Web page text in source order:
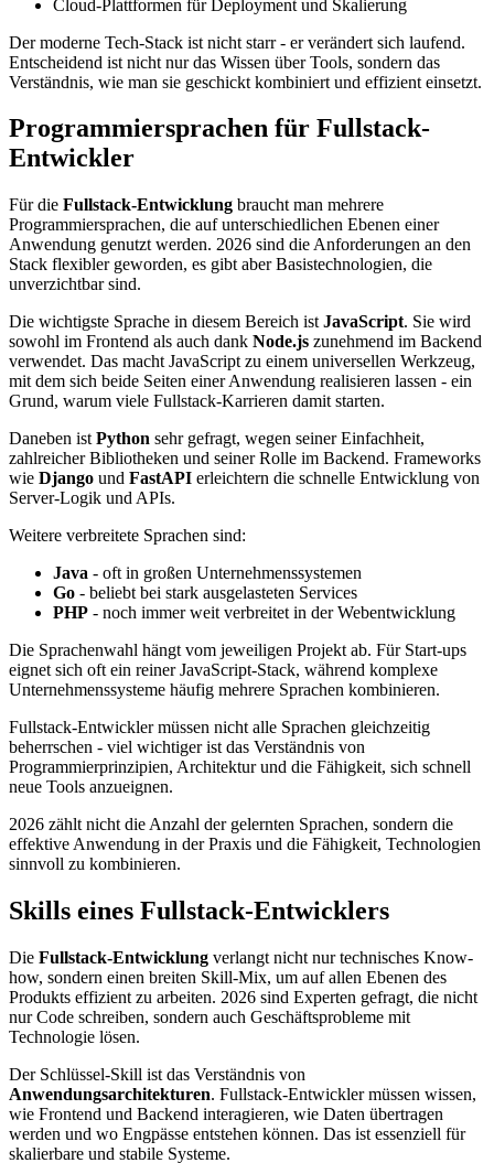
Cloud-Plattformen für Deployment und Skalierung
Der moderne Tech-Stack ist nicht starr - er verändert sich laufend.
Entscheidend ist nicht nur das Wissen über Tools, sondern das
Verständnis, wie man sie geschickt kombiniert und effizient einsetzt.
Programmiersprachen für Fullstack-
Entwickler
Für die Fullstack-Entwicklung braucht man mehrere
Programmiersprachen, die auf unterschiedlichen Ebenen einer
Anwendung genutzt werden. 2026 sind die Anforderungen an den
Stack flexibler geworden, es gibt aber Basistechnologien, die
unverzichtbar sind.
Die wichtigste Sprache in diesem Bereich ist JavaScript. Sie wird
sowohl im Frontend als auch dank Node.js zunehmend im Backend
verwendet. Das macht JavaScript zu einem universellen Werkzeug,
mit dem sich beide Seiten einer Anwendung realisieren lassen - ein
Grund, warum viele Fullstack-Karrieren damit starten.
Daneben ist Python sehr gefragt, wegen seiner Einfachheit,
zahlreicher Bibliotheken und seiner Rolle im Backend. Frameworks
wie Django und FastAPI erleichtern die schnelle Entwicklung von
Server-Logik und APIs.
Weitere verbreitete Sprachen sind:
Java - oft in großen Unternehmenssystemen
Go - beliebt bei stark ausgelasteten Services
PHP - noch immer weit verbreitet in der Webentwicklung
Die Sprachenwahl hängt vom jeweiligen Projekt ab. Für Start-ups
eignet sich oft ein reiner JavaScript-Stack, während komplexe
Unternehmenssysteme häufig mehrere Sprachen kombinieren.
Fullstack-Entwickler müssen nicht alle Sprachen gleichzeitig
beherrschen - viel wichtiger ist das Verständnis von
Programmierprinzipien, Architektur und die Fähigkeit, sich schnell
neue Tools anzueignen.
2026 zählt nicht die Anzahl der gelernten Sprachen, sondern die
effektive Anwendung in der Praxis und die Fähigkeit, Technologien
sinnvoll zu kombinieren.
Skills eines Fullstack-Entwicklers
Die Fullstack-Entwicklung verlangt nicht nur technisches Know-
how, sondern einen breiten Skill-Mix, um auf allen Ebenen des
Produkts effizient zu arbeiten. 2026 sind Experten gefragt, die nicht
nur Code schreiben, sondern auch Geschäftsprobleme mit
Technologie lösen.
Der Schlüssel-Skill ist das Verständnis von
Anwendungsarchitekturen. Fullstack-Entwickler müssen wissen,
wie Frontend und Backend interagieren, wie Daten übertragen
werden und wo Engpässe entstehen können. Das ist essenziell für
skalierbare und stabile Systeme.